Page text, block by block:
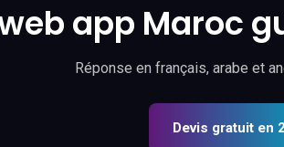
app Maroc
Réponse en français, arabe et
Devis gratuit en